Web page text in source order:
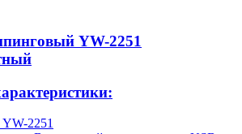
YW-2251
YW-2251